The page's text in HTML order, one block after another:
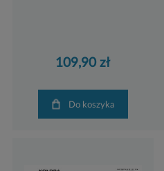
109,90 zł
Do koszyka